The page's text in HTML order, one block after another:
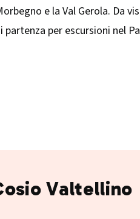
e la Val Gerola. Da
partenza per escursioni
Valtellino